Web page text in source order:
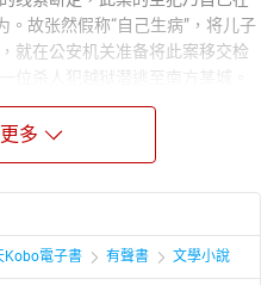
。故张然假称“自己生病”，将儿子
就在公安机关准备将此案移交检
位杀人犯越狱潜逃至南方某城。
峰去南方追捕张之然，几经周
犯，依靠自己在南方的势力，将
传到江城后，公安局长张然只身
回江城性命难保，最后又要逃
打死准备越境潜逃的亲生儿子。
多
Kobo電子書 有聲書 文學小說